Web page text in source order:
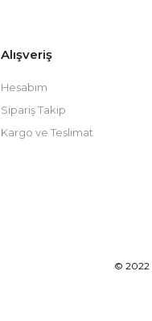
Alışveriş
Hesabım
Sipariş Takip
Kargo ve Teslimat
© 2022